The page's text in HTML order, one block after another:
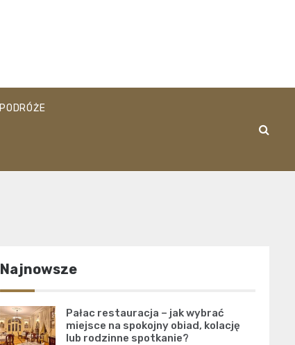
PODRÓŻE
Najnowsze
Pałac restauracja – jak wybrać
miejsce na spokojny obiad, kolację
lub rodzinne spotkanie?